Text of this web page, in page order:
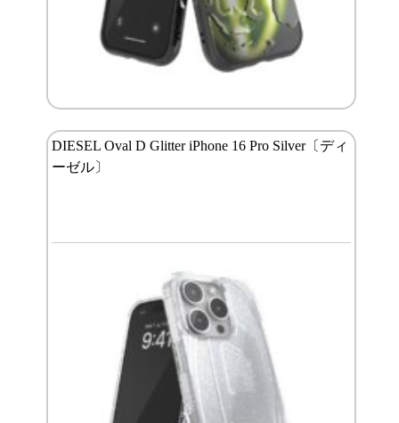
DIESEL Oval D Glitter iPhone 16 Pro Silver〔ディ
ーゼル〕